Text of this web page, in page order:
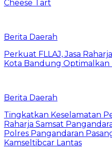
Cheese Tart
Berita Daerah
Perkuat FLLAJ, Jasa
Kota Bandung Optimalkan
Berita Daerah
Tingkatkan Keselamatan
Raharja Samsat
Polres Pangandaran
Kamseltibcar Lantas